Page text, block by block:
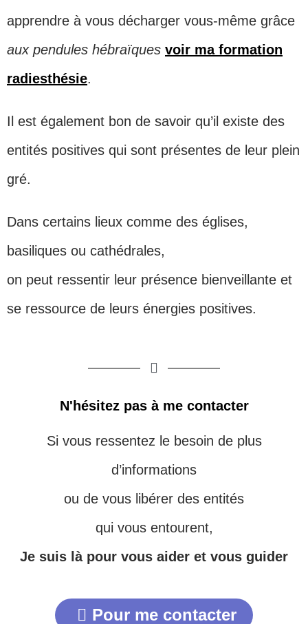
apprendre à vous décharger vous-même grâce
aux pendules hébraïques voir ma formation
radiesthésie.
Il est également bon de savoir qu’il existe des
entités positives qui sont présentes de leur plein
gré.
Dans certains lieux comme des églises,
basiliques ou cathédrales,
on peut ressentir leur présence bienveillante et
se ressource de leurs énergies positives.
N'hésitez pas à me contacter
Si vous ressentez le besoin de plus
d’informations
ou de vous libérer des entités
qui vous entourent,
Je suis là pour vous aider et vous guider
Pour me contacter